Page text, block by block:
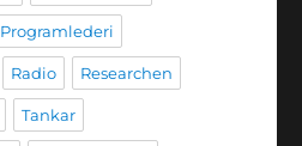
Programlederi
Radio Researchen
Tankar